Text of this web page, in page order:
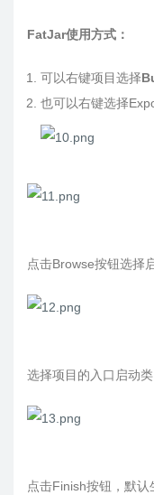
FatJar使用方式：
可以右键项目选择
也可以右键选择
点击Browse按钮选择
选择项目的入口启动
点击Finish按钮，默认